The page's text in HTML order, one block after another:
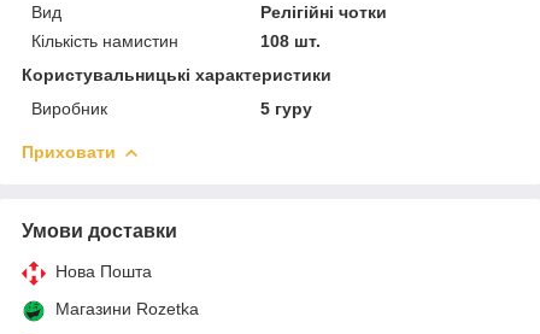
Вид
Релігійні чотки
Кількість намистин
108 шт.
Користувальницькі характеристики
Виробник
5 гуру
Приховати
Умови доставки
Нова Пошта
Магазини Rozetka